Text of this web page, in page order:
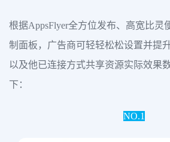
根据AppsFlyer全方位发布、高宽比灵
制面板，广告商可轻轻松松设置并提
以及他已连接方式共享资源实际效果
下：
NO.1